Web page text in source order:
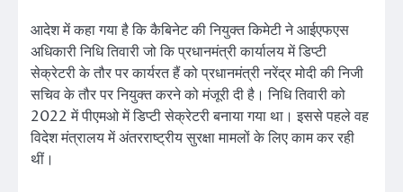
आदेश में कहा गया है कि कैबिनेट की नियुक्त किमेटी ने आईएफएस
अधिकारी निधि तिवारी जो कि प्रधानमंत्री कार्यालय में डिप्टी
सेक्रेटरी के तौर पर कार्यरत हैं को प्रधानमंत्री नरेंद्र मोदी की निजी
सचिव के तौर पर नियुक्त करने को मंजूरी दी है। निधि तिवारी को
2022 में पीएमओ में डिप्टी सेक्रेटरी बनाया गया था। इससे पहले वह
विदेश मंत्रालय में अंतरराष्ट्रीय सुरक्षा मामलों के लिए काम कर रही
थीं।